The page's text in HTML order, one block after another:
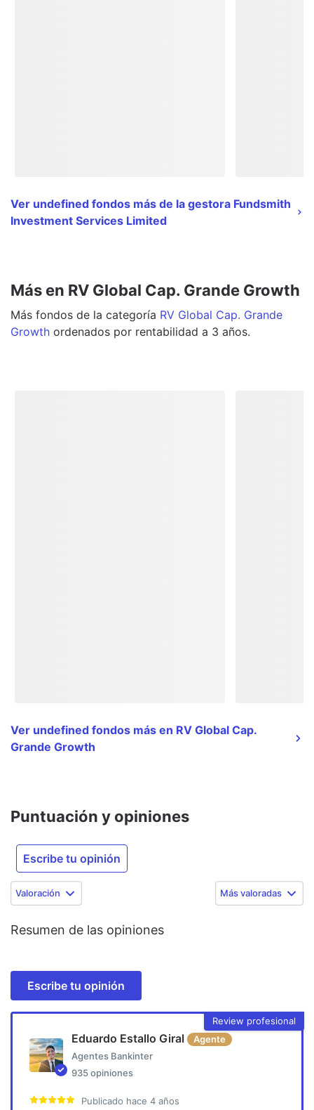
Ver undefined fondos más de la gestora Fundsmith
Investment Services Limited
Más en RV Global Cap. Grande Growth
Más fondos de la categoría RV Global Cap. Grande
Growth ordenados por rentabilidad a 3 años.
Ver undefined fondos más en RV Global Cap.
Grande Growth
Puntuación y opiniones
Escribe tu opinión
Valoración Más valoradas
Resumen de las opiniones
Escribe tu opinión
Review profesional
Eduardo Estallo Giral
Agente
Agentes Bankinter
935 opiniones
Publicado hace 4 años